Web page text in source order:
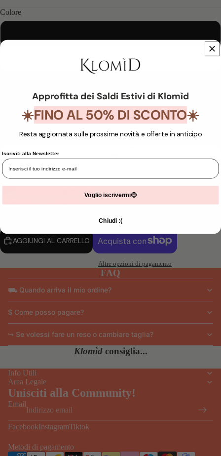
Colore
Nero
M/L
S/M
Unisciti a noi per ricevere
DIMINUISCI
AUMENTA
AGGIUNGI AL CARRELLO
Altre opzioni di pagamento
FAQ
⛟ Quando arriva il mio ordine?
$ Come posso pagare?
↪ Se volessi fare un reso o cambiare taglia?
Klomìd consiglia...
Info Utili
Area Legale
Unisciti alla Community!
Email
FacebookInstagramTiktok
Metodi di pagamento
Approfitta dei Saldi Estivi di Klomìd
☀️FINO AL 50% DI SCONTO☀️
Resta aggiornata sulle prossime novità e offerte in anticipo
Iscriviti alla Newsletter
Voglio iscrivermi😊
Chiudi :(